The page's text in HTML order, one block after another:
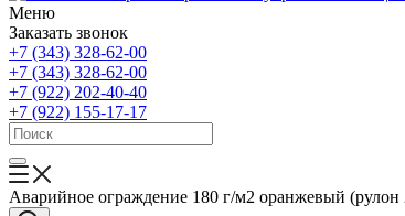
Меню
Заказать звонок
+7 (343) 328-62-00
+7 (343) 328-62-00
+7 (922) 202-40-40
+7 (922) 155-17-17
Аварийное ограждение 180 г/м2 оранжевый (рулон